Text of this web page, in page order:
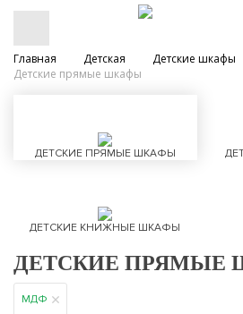
Главная Детская
Детские шкафы
Детские прямые шкафы
ДЕТСКИЕ ПРЯМЫЕ ШКАФЫ
ДЕТСКИЕ КНИЖНЫЕ ШКАФЫ
ДЕТСКИЕ ПРЯМЫЕ
МДФ